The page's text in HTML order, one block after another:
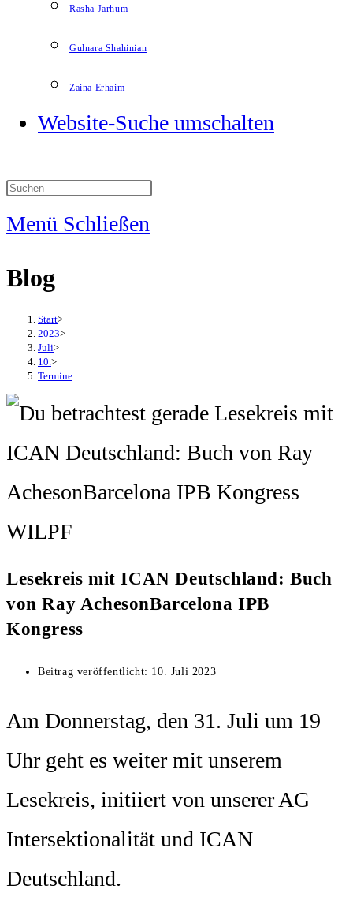
Rasha Jarhum
Gulnara Shahinian
Zaina Erhaim
Website-Suche umschalten
Menü Schließen
Blog
Start>
2023>
Juli>
10. >
Termine
WILPF
Lesekreis mit ICAN Deutschland: Buch
von Ray AchesonBarcelona IPB
Kongress
Beitrag veröffentlicht: 10. Juli 2023
Am Donnerstag, den 31. Juli um 19
Uhr geht es weiter mit unserem
Lesekreis, initiiert von unserer AG
Intersektionalität und ICAN
Deutschland.